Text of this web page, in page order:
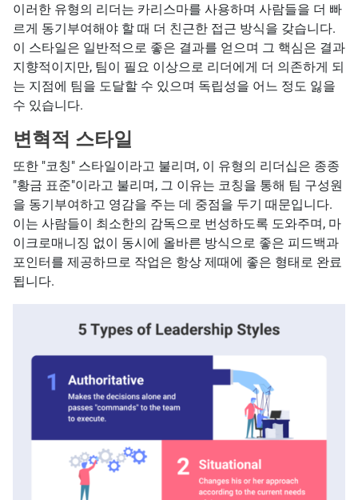
이러한 유형의 리더는 카리스마를 사용하며 사람들을 더 빠
르게 동기부여해야 할 때 더 친근한 접근 방식을 갖습니다.
이 스타일은 일반적으로 좋은 결과를 얻으며 그 핵심은 결과
지향적이지만, 팀이 필요 이상으로 리더에게 더 의존하게 되
는 지점에 팀을 도달할 수 있으며 독립성을 어느 정도 잃을
수 있습니다.
변혁적 스타일
또한 "코칭" 스타일이라고 불리며, 이 유형의 리더십은 종종
"황금 표준"이라고 불리며, 그 이유는 코칭을 통해 팀 구성원
을 동기부여하고 영감을 주는 데 중점을 두기 때문입니다.
이는 사람들이 최소한의 감독으로 번성하도록 도와주며, 마
이크로매니징 없이 동시에 올바른 방식으로 좋은 피드백과
포인터를 제공하므로 작업은 항상 제때에 좋은 형태로 완료
됩니다.